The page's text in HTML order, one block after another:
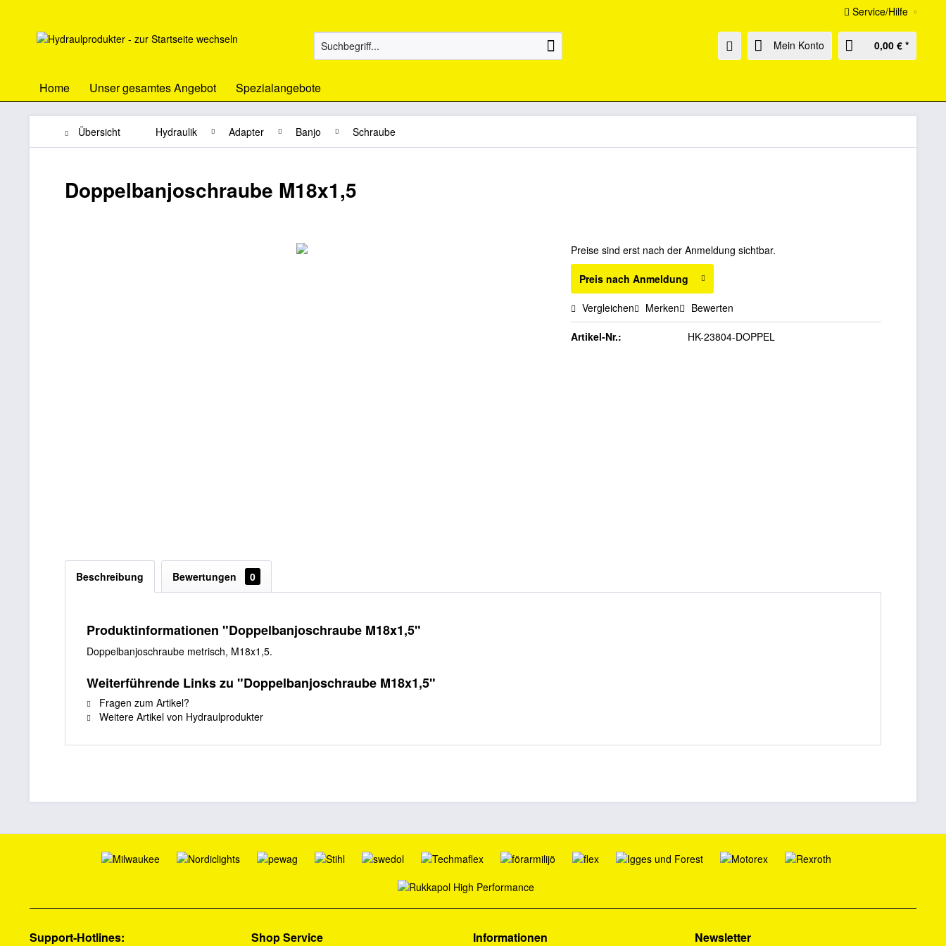
Service/Hilfe
Mein Konto 0,00 € *
Home Unser gesamtes Angebot Spezialangebote
Übersicht Hydraulik Adapter Banjo Schraube
Doppelbanjoschraube M18x1,5
Preise sind erst nach der Anmeldung sichtbar.
Preis nach Anmeldung
Vergleichen Merken Bewerten
Artikel-Nr.: HK-23804-DOPPEL
Beschreibung Bewertungen 0
Produktinformationen "Doppelbanjoschraube M18x1,5"
Doppelbanjoschraube metrisch, M18x1,5.
Weiterführende Links zu "Doppelbanjoschraube M18x1,5"
Fragen zum Artikel?
Weitere Artikel von Hydraulprodukter
Support-Hotlines: Shop Service Informationen Newsletter